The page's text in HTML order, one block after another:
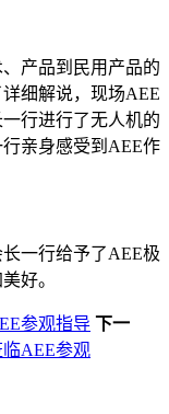
产品到民用产品的
细解说，现场AEE
行进行了无人机的
行亲身感受到 AEE作
一行给予了AEE极
好。
参观指导 下一
AEE参观